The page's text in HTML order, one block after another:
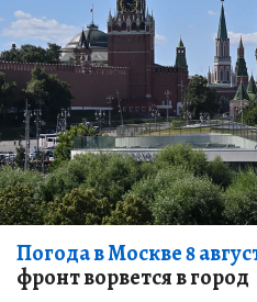
Погода в Москве 8
фронт ворвется в город